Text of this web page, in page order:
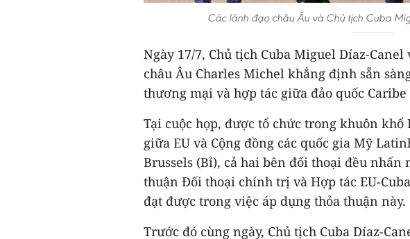
Các lãnh đạo châu Âu và Chủ tịch Cuba
Ngày 17/7, Chủ tịch Cuba Miguel Díaz-
châu Âu Charles Michel khẳng định sẵn
thương mại và hợp tác giữa đảo quốc
Tại cuộc họp, được tổ chức trong khuôn
giữa EU và Cộng đồng các quốc gia Mỹ
Brussels (Bỉ), cả hai bên đối thoại đều nhấn
thuận Đối thoại chính trị và Hợp tác EU-
đạt được trong việc áp dụng thỏa thuận này.
Trước đó cùng ngày, Chủ tịch Cuba Díaz-